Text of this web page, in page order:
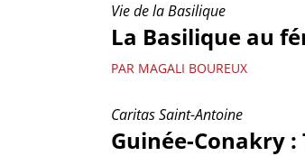
Vie de la Basilique
La Basilique au
PAR MAGALI BOUREUX
Caritas Saint-Antoine
Guinée-Conakry